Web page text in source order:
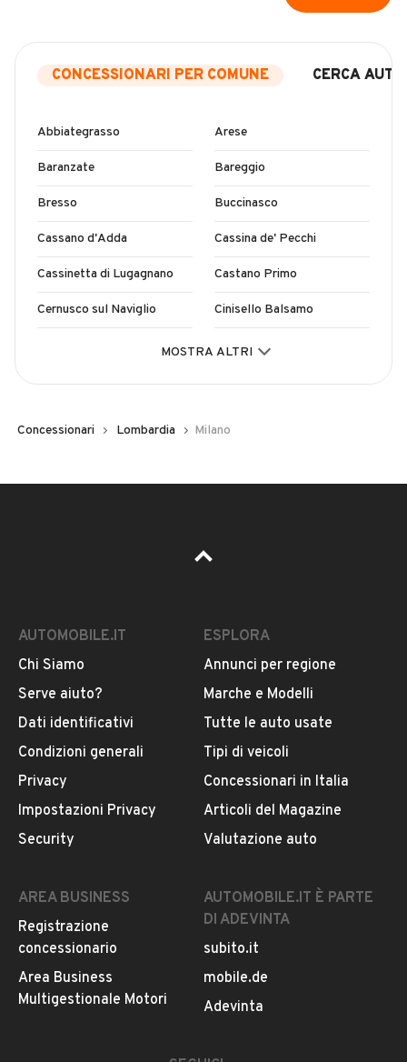
CONCESSIONARI PER COMUNE CERCA AUTO
Abbiategrasso Arese
Baranzate Bareggio
Bresso Buccinasco
Cassano d'Adda Cassina de' Pecchi
Cassinetta di Lugagnano Castano Primo
Cernusco sul Naviglio Cinisello Balsamo
Corbetta
Cornaredo Cusago
Inzago
Rho Rozzano
Sedriano Segrate
Sesto San Giovanni Settimo Milanese
Vimodrone
MOSTRA ALTRI
Concessionari Lombardia Milano
AUTOMOBILE.IT
Chi Siamo
Serve aiuto?
Dati identificativi
Condizioni generali
Privacy
Impostazioni Privacy
Security
ESPLORA
Annunci per regione
Marche e Modelli
Tutte le auto usate
Tipi di veicoli
Concessionari in Italia
Articoli del Magazine
Valutazione auto
AREA BUSINESS
Registrazione
concessionario
Area Business
Multigestionale Motori
AUTOMOBILE.IT È PARTE
DI ADEVINTA
subito.it
mobile.de
Adevinta